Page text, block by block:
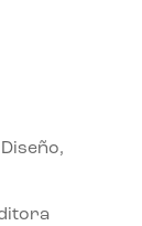
Diseño,